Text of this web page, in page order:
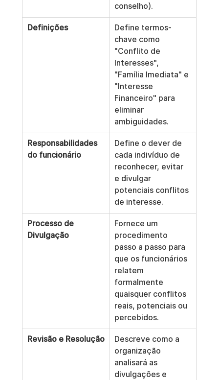
conselho).
Definições
Define termos-
chave como
"Conflito de
Interesses",
"Família Imediata" e
"Interesse
Financeiro" para
eliminar
ambiguidades.
Responsabilidades
do funcionário
Define o dever de
cada indivíduo de
reconhecer, evitar
e divulgar
potenciais conflitos
de interesse.
Processo de
Divulgação
Fornece um
procedimento
passo a passo para
que os funcionários
relatem
formalmente
quaisquer conflitos
reais, potenciais ou
percebidos.
Revisão e Resolução
Descreve como a
organização
analisará as
divulgações e